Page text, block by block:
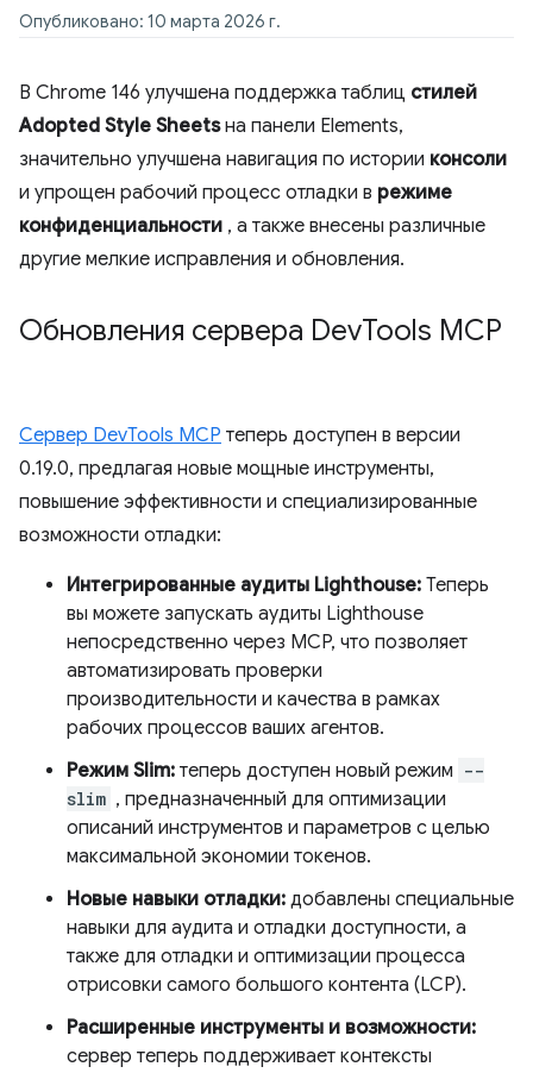
Опубликовано: 10 марта 2026 г.
В Chrome 146 улучшена поддержка таблиц стилей
Adopted Style Sheetsна панели Elements,
значительно улучшена навигация по истории консоли
и упрощен рабочий процесс отладки в режиме
конфиденциальности , а также внесены различные
другие мелкие исправления и обновления.
Обновления сервера DevTools MCP
Сервер DevTools MCP теперь доступен в версии
0.19.0, предлагая новые мощные инструменты,
повышение эффективности и специализированные
возможности отладки:
Интегрированные аудиты Lighthouse: Теперь
вы можете запускать аудиты Lighthouse
непосредственно через MCP, что позволяет
автоматизировать проверки
производительности и качества в рамках
рабочих процессов ваших агентов.
Режим Slim: теперь доступен новый режим --
slim , предназначенный для оптимизации
описаний инструментов и параметров с целью
максимальной экономии токенов.
Новые навыки отладки: добавлены специальные
навыки для аудита и отладки доступности, а
также для отладки и оптимизации процесса
отрисовки самого большого контента (LCP).
Расширенные инструменты и возможности:
сервер теперь поддерживает контексты